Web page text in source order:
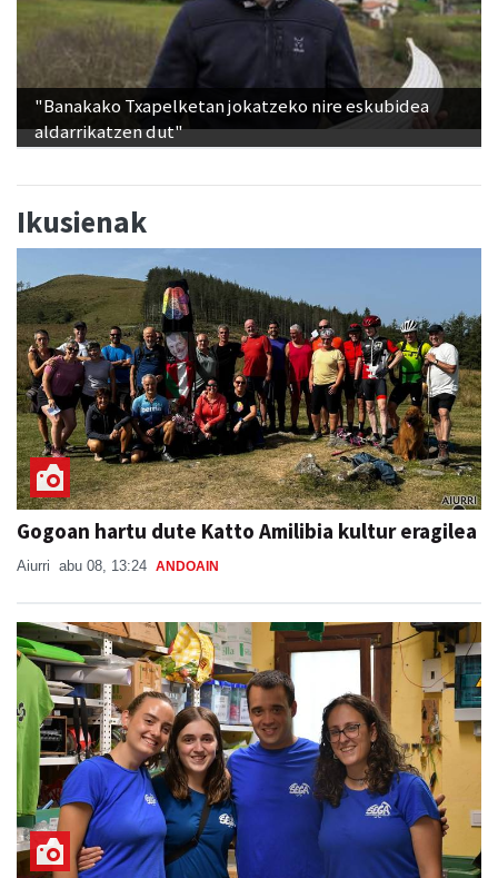
"Banakako Txapelketan jokatzeko nire eskubidea
aldarrikatzen dut"
Ikusienak
Gogoan hartu dute Katto Amilibia kultur eragilea
Aiurri abu 08, 13:24 ANDOAIN